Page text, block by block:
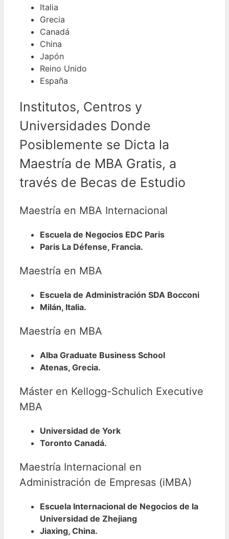
Italia
Grecia
Canadá
China
Japón
Reino Unido
España
Institutos, Centros y
Universidades Donde
Posiblemente se Dicta la
Maestría de MBA Gratis, a
través de Becas de Estudio
Maestría en MBA Internacional
Escuela de Negocios EDC Paris
Paris La Défense, Francia.
Maestría en MBA
Escuela de Administración SDA Bocconi
Milán, Italia.
Maestría en MBA
Alba Graduate Business School
Atenas, Grecia.
Máster en Kellogg-Schulich Executive
MBA
Universidad de York
Toronto Canadá.
Maestría Internacional en
Administración de Empresas (iMBA)
Escuela Internacional de Negocios de la
Universidad de Zhejiang
Jiaxing, China.